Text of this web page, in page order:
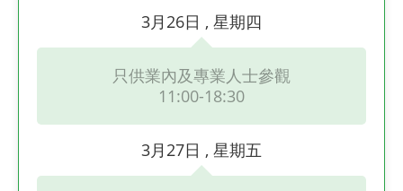
3月26日 , 星期四
只供業內及專業人士參觀
11:00-18:30
3月27日 , 星期五